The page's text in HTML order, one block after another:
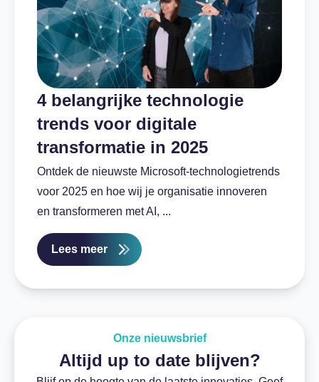
4 belangrijke technologie
trends voor digitale
transformatie in 2025
Ontdek de nieuwste Microsoft-technologietrends
voor 2025 en hoe wij je organisatie innoveren
en transformeren met AI, ...
Lees meer
Onze nieuwsbrief
Altijd up to date blijven?